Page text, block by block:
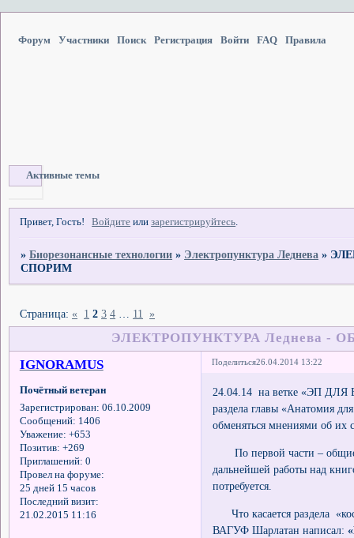
Форум Участники Поиск Регистрация Войти FAQ Правила
Активные темы
Привет, Гость! Войдите илизарегистрируйтесь.
»Биорезонансные технологии » Электропунктура Леднева »
СПОРИМ
ЭЛЕКТРОПУНКТУРА Леднева
Страница: « 1 2 3 4 … 11 »
Поделиться26.04.2014 13:22
IGNORAMUS
Почётный ветеран
Зарегистрирован: 06.10.2009
Сообщений: 1406
Уважение: +653
Позитив: +269
Приглашений: 0
Провел на форуме:
25 дней 15 часов
Последний визит:
21.02.2015 11:16
24.04.14 на ветке «ЭП ДЛЯ
раздела главы «Анатомия
обменяться мнениями об их
По первой части – общие
дальнейшей работы над
потребуется.
Что касается раздела
ВАГУФ Шарлатан написал: